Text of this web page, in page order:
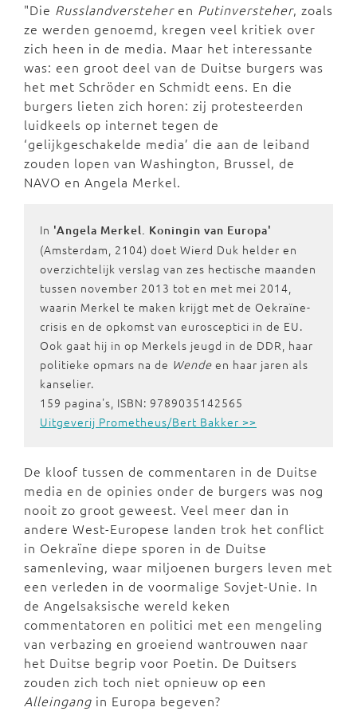
"Die Russlandversteheren Putinversteher, zoals
ze werden genoemd, kregen veel kritiek over
zich heen in de media. Maar het interessante
was: een groot deel van de Duitse burgers was
het met Schröder en Schmidt eens. En die
burgers lieten zich horen: zij protesteerden
luidkeels op internet tegen de
‘gelijkgeschakelde media’ die aan de leiband
zouden lopen van Washington, Brussel, de
NAVO en Angela Merkel.
In 'Angela Merkel. Koningin van Europa'
(Amsterdam, 2104) doet Wierd Duk helder en
overzichtelijk verslag van zes hectische maanden
tussen november 2013 tot en met mei 2014,
waarin Merkel te maken krijgt met de Oekraïne-
crisis en de opkomst van eurosceptici in de EU.
Ook gaat hij in op Merkels jeugd in de DDR, haar
politieke opmars na de Wende en haar jaren als
kanselier.
159 pagina's, ISBN: 9789035142565
Uitgeverij Prometheus/Bert Bakker >>
De kloof tussen de commentaren in de Duitse
media en de opinies onder de burgers was nog
nooit zo groot geweest. Veel meer dan in
andere West-Europese landen trok het conflict
in Oekraïne diepe sporen in de Duitse
samenleving, waar miljoenen burgers leven met
een verleden in de voormalige Sovjet-Unie. In
de Angelsaksische wereld keken
commentatoren en politici met een mengeling
van verbazing en groeiend wantrouwen naar
het Duitse begrip voor Poetin. De Duitsers
zouden zich toch niet opnieuw op een
Alleingang in Europa begeven?